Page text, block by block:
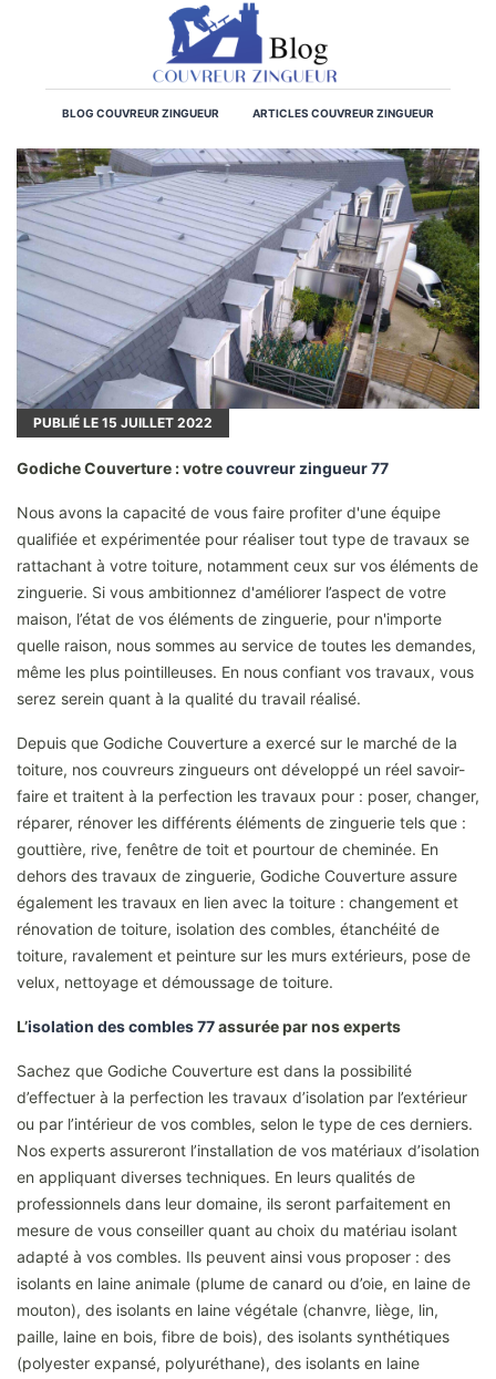
BLOG COUVREUR ZINGUEUR ARTICLES COUVREUR ZINGUEUR
PUBLIÉ LE 15 JUILLET 2022
Godiche Couverture : votrecouvreur zingueur 77
Nous avons la capacité de vous faire profiter d'une équipe
qualifiée et expérimentée pour réaliser tout type de travaux se
rattachant à votre toiture, notamment ceux sur vos éléments de
zinguerie. Si vous ambitionnez d'améliorer l’aspect de votre
maison, l’état de vos éléments de zinguerie, pour n'importe
quelle raison, nous sommes au service de toutes les demandes,
même les plus pointilleuses. En nous confiant vos travaux, vous
serez serein quant à la qualité du travail réalisé.
Depuis que Godiche Couverture a exercé sur le marché de la
toiture, nos couvreurs zingueurs ont développé un réel savoir-
faire et traitent à la perfection les travaux pour : poser, changer,
réparer, rénover les différents éléments de zinguerie tels que :
gouttière, rive, fenêtre de toit et pourtour de cheminée. En
dehors des travaux de zinguerie, Godiche Couverture assure
également les travaux en lien avec la toiture : changement et
rénovation de toiture, isolation des combles, étanchéité de
toiture, ravalement et peinture sur les murs extérieurs, pose de
velux, nettoyage et démoussage de toiture.
L’isolation des combles 77assurée par nos experts
Sachez que Godiche Couverture est dans la possibilité
d’effectuer à la perfection les travaux d’isolation par l’extérieur
ou par l’intérieur de vos combles, selon le type de ces derniers.
Nos experts assureront l’installation de vos matériaux d’isolation
en appliquant diverses techniques. En leurs qualités de
professionnels dans leur domaine, ils seront parfaitement en
mesure de vous conseiller quant au choix du matériau isolant
adapté à vos combles. Ils peuvent ainsi vous proposer : des
isolants en laine animale (plume de canard ou d’oie, en laine de
mouton), des isolants en laine végétale (chanvre, liège, lin,
paille, laine en bois, fibre de bois), des isolants synthétiques
(polyester expansé, polyuréthane), des isolants en laine